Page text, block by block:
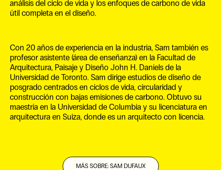
análisis del ciclo de vida y los enfoques de carbono de vida
útil completa en el diseño.
Con 20 años de experiencia en la industria, Sam también es
profesor asistente (área de enseñanza) en la Facultad de
Arquitectura, Paisaje y Diseño John H. Daniels de la
Universidad de Toronto. Sam dirige estudios de diseño de
posgrado centrados en ciclos de vida, circularidad y
construcción con bajas emisiones de carbono. Obtuvo su
maestría en la Universidad de Columbia y su licenciatura en
arquitectura en Suiza, donde es un arquitecto con licencia.
MÁS SOBRE: SAM DUFAUX